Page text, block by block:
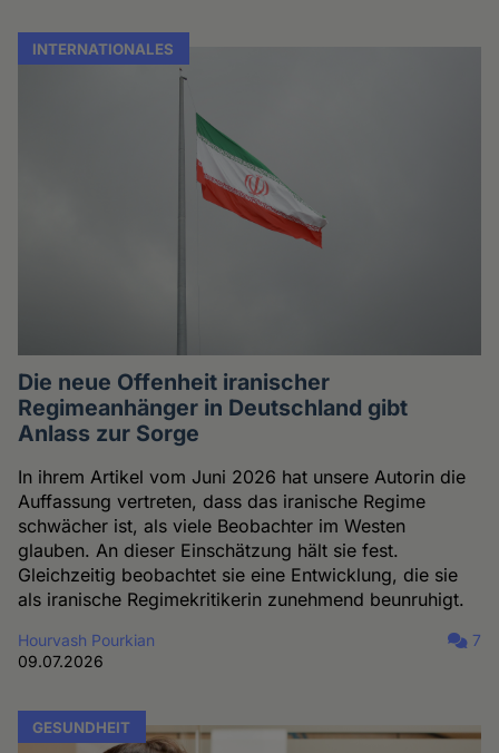
INTERNATIONALES
Die neue Offenheit iranischer
Regimeanhänger in Deutschland gibt
Anlass zur Sorge
In ihrem Artikel vom Juni 2026 hat unsere Autorin die
Auffassung vertreten, dass das iranische Regime
schwächer ist, als viele Beobachter im Westen
glauben. An dieser Einschätzung hält sie fest.
Gleichzeitig beobachtet sie eine Entwicklung, die sie
als iranische Regimekritikerin zunehmend beunruhigt.
Hourvash Pourkian
09.07.2026
7
GESUNDHEIT